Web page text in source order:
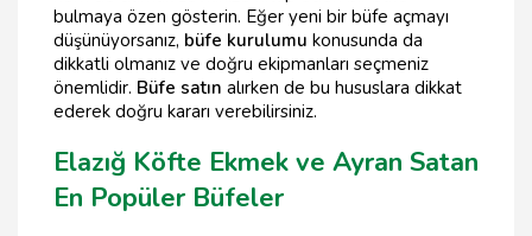
bulmaya özen gösterin. Eğer yeni bir büfe açmayı
düşünüyorsanız, büfe kurulumu konusunda da
dikkatli olmanız ve doğru ekipmanları seçmeniz
önemlidir. Büfe satın alırken de bu hususlara dikkat
ederek doğru kararı verebilirsiniz.
Elazığ Köfte Ekmek ve Ayran Satan
En Popüler Büfeler